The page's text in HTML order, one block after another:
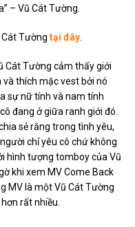
– Vũ Cát Tường.
Cát Tườngtại đây
Cát Tường cảm thấy giới
thích mặc vest bởi nó
sự nữ tính và nam tính
đang ở giữa ranh giới đó.
sẻ rằng trong tình yêu,
chỉ yêu cô chứ không
hình tượng tomboy của Vũ
khi xem MV Come Back
MV là một Vũ Cát Tường
rất nhiều.